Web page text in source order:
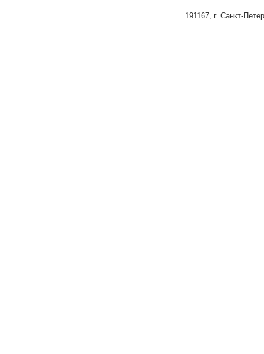
191167, г. Санкт-